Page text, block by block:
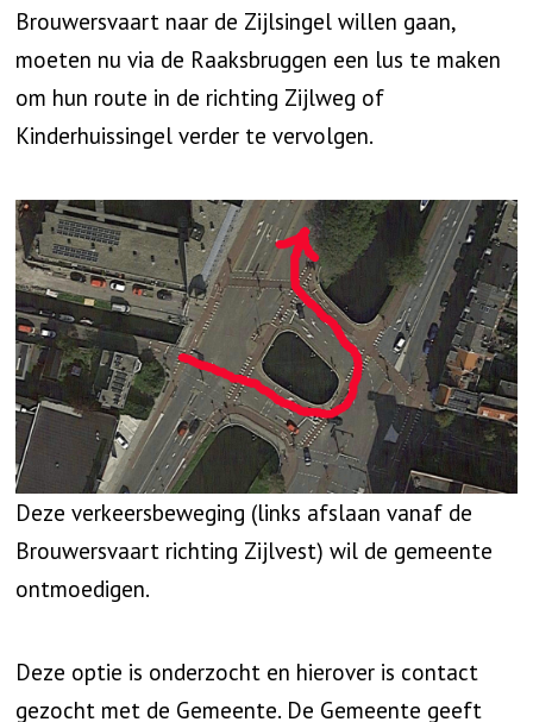
Brouwersvaart naar de Zijlsingel willen gaan,
moeten nu via de Raaksbruggen een lus te maken
om hun route in de richting Zijlweg of
Kinderhuissingel verder te vervolgen.
Deze verkeersbeweging (links afslaan vanaf de
Brouwersvaart richting Zijlvest) wil de gemeente
ontmoedigen.
Deze optie is onderzocht en hierover is contact
gezocht met de Gemeente. De Gemeente geeft